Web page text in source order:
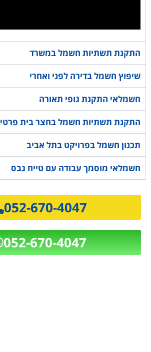
התקנת תשתיות חשמל במשרד
שיפוץ חשמל בדירה לפני ואחרי
חשמלאי התקנת גופי תאורה
התקנת תשתיות חשמל בחצר בית פרטי
תכנון חשמל בפרויקט בתל אביב
חשמלאי מוסמך עבודה עם טייח גבס
052-670-4047
052-670-4047